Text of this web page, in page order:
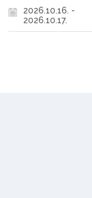
2026.10.16. -
2026.10.17.